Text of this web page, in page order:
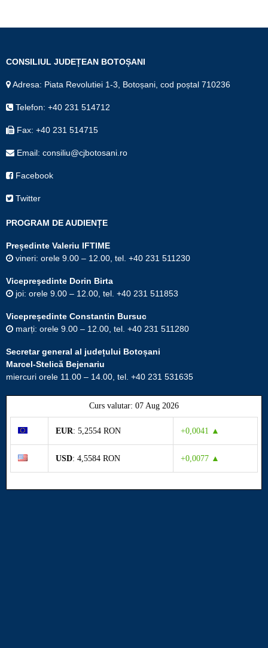
CONSILIUL JUDEȚEAN BOTOȘANI
Adresa: Piata Revolutiei 1-3, Botoșani, cod poștal 710236
Telefon: +40 231 514712
Fax: +40 231 514715
Email: consiliu@cjbotosani.ro
Facebook
Twitter
PROGRAM DE AUDIENȚE
Președinte Valeriu IFTIME
vineri: orele 9.00 – 12.00, tel. +40 231 511230
Vicepreşedinte Dorin Birta
joi: orele 9.00 – 12.00, tel. +40 231 511853
Vicepreședinte Constantin Bursuc
marți: orele 9.00 – 12.00, tel. +40 231 511280
Secretar general al județului Botoșani
Marcel-Stelică Bejenariu
miercuri orele 11.00 – 14.00, tel. +40 231 531635
Curs valutar: 07 Aug 2026
EUR: 5,2554 RON +0,0041 ▲
USD: 4,5584 RON +0,0077 ▲